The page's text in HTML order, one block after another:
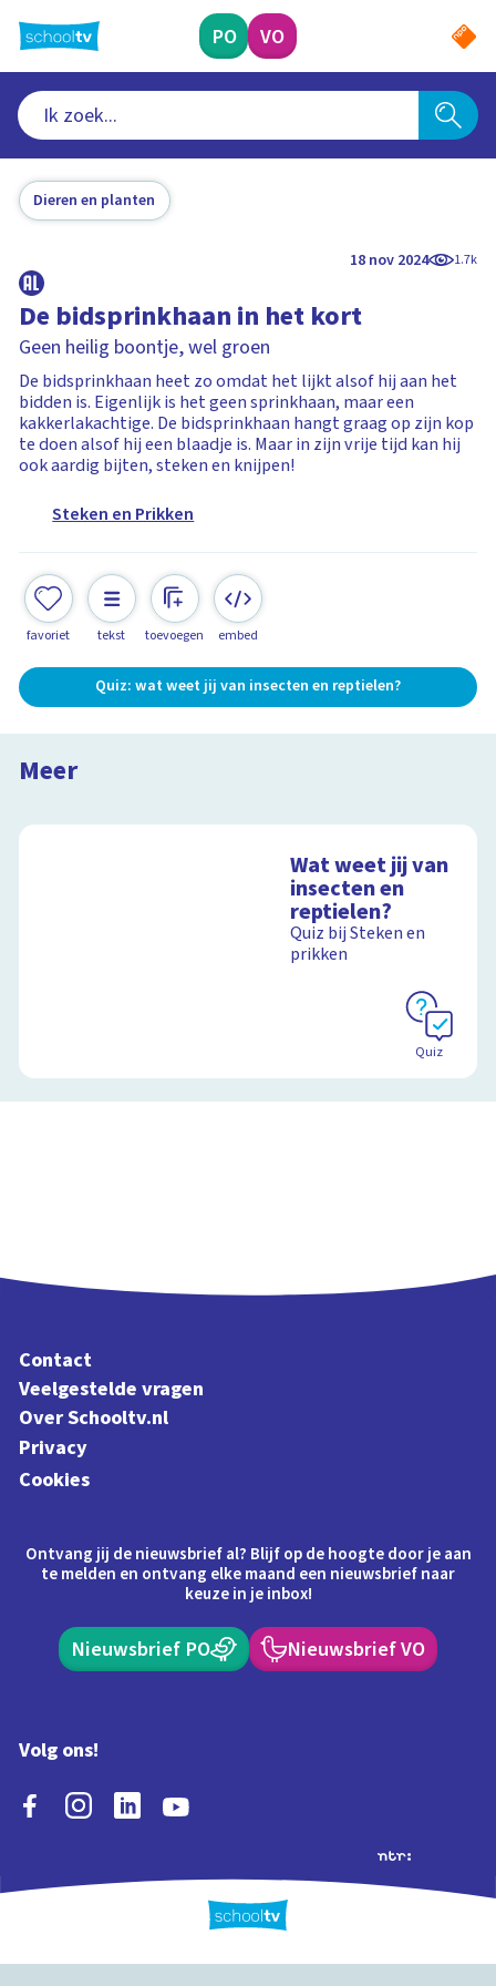
naar
hoofdinhoud
PO VO
Dieren en planten
18 nov 2024 1.7k
De bidsprinkhaan in het kort
Geen heilig boontje, wel groen
De bidsprinkhaan heet zo omdat het lijkt alsof hij aan het
bidden is. Eigenlijk is het geen sprinkhaan, maar een
kakkerlakachtige. De bidsprinkhaan hangt graag op zijn kop
te doen alsof hij een blaadje is. Maar in zijn vrije tijd kan hij
ook aardig bijten, steken en knijpen!
Steken en Prikken
favoriet tekst toevoegen embed
Quiz: wat weet jij van insecten en reptielen?
Meer
De bidsprinkhaan
Steken en Prikken in Italië
Wat weet jij van
insecten en
reptielen?
Quiz bij Steken en
prikken
Quiz
Contact
Veelgestelde vragen
Over Schooltv.nl
Privacy
Cookies
Ontvang jij de nieuwsbrief al? Blijf op de hoogte door je aan
te melden en ontvang elke maand een nieuwsbrief naar
keuze in je inbox!
Nieuwsbrief PO Nieuwsbrief VO
Volg ons!